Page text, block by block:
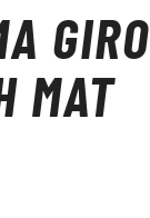
GIRO
MAT